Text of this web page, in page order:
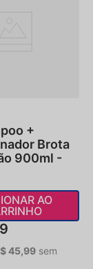
+
Brota
900ml -
AO
45,99 sem